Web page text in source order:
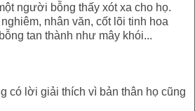
người bỗng thấy xót xa cho họ.
nhân văn, cốt lõi tinh hoa
tan thành như mây khói...
có lời giải thích vì bản thân họ cũng